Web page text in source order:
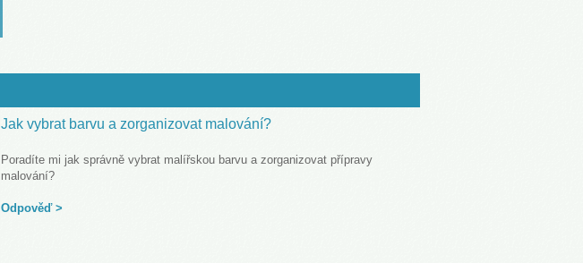
Jak vybrat barvu a zorganizovat malování?
Poradíte mi jak správně vybrat malířskou barvu a zorganizovat přípravy
malování?
Odpověď >